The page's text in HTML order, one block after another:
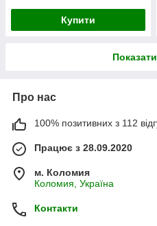
Купити
Про нас
100% позитивних з 112
Працює з 28.09.2020
м. Коломия
Коломия, Україна
Контакти